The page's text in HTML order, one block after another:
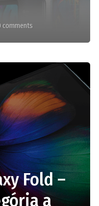
comments
Fold –
a